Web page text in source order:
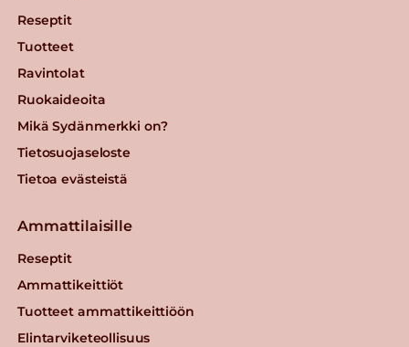
Reseptit
Tuotteet
Ravintolat
Ruokaideoita
Mikä Sydänmerkki on?
Tietosuojaseloste
Tietoa evästeistä
Ammattilaisille
Reseptit
Ammattikeittiöt
Tuotteet ammattikeittiöön
Elintarviketeollisuus